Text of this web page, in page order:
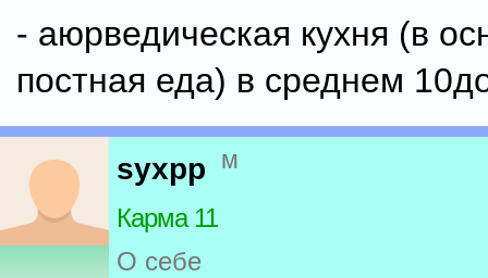
- аюрведическая кухня (в
постная еда) в среднем
syxpp м
Карма 11
О себе